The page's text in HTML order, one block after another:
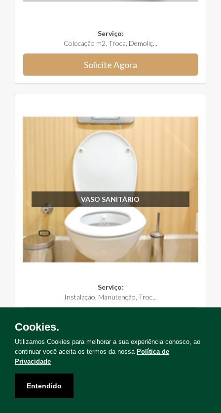
Serviço:
Colocação m2, Troca, Demoliç...
Solicite Agora
VASO SANITÁRIO
Serviço:
Instalação, Manutenção, Troc...
Solicite uma visita para levantamento de serviços!
Cookies.
Utilizamos Cookies para melhorar a sua experiência conosco, ao
continuar você aceita os termos da nossa Política de
Privacidade
Entendido